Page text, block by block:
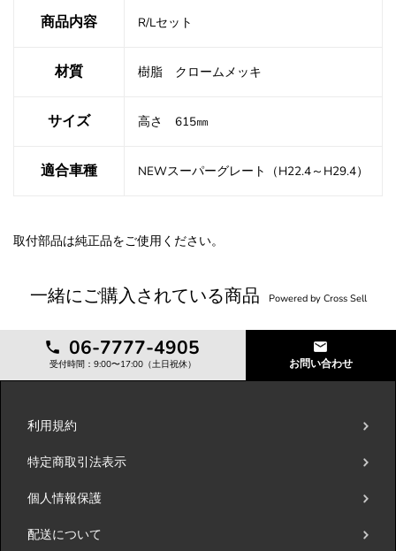
商品内容 R/Lセット
材質 樹脂 クロームメッキ
サイズ 高さ 615㎜
適合車種 NEWスーパーグレート（H22.4～H29.4）
取付部品は純正品をご使用ください。
一緒にご購入されている商品 Powered by Cross Sell
06-7777-4905
受付時間：9:00〜17:00（土日祝休） お問い合わせ
利用規約
特定商取引法表示
個人情報保護
配送について